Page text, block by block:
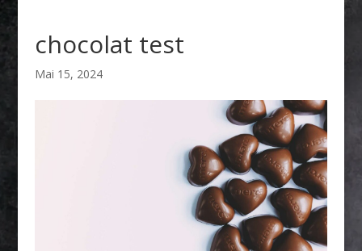
chocolat test
Mai 15, 2024